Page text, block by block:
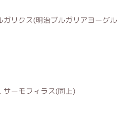
ガリクス(明治ブルガリアヨーグル
サーモフィラス(同上)